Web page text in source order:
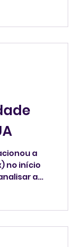
a
no início
a
o